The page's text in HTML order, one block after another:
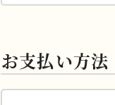
お支払い方法